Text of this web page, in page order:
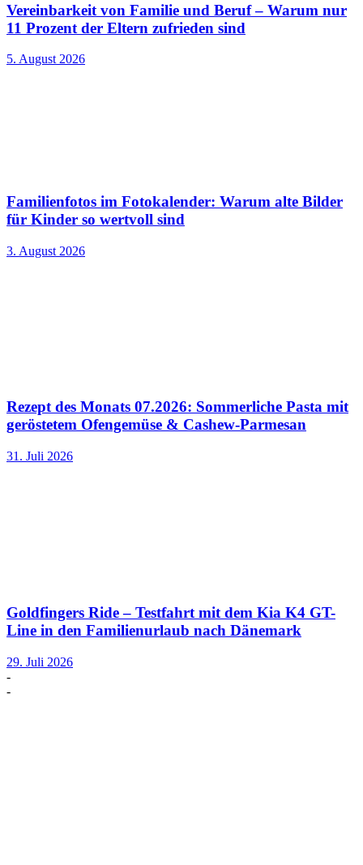
Vereinbarkeit von Familie und Beruf – Warum nur
11 Prozent der Eltern zufrieden sind
5. August 2026
Familienfotos im Fotokalender: Warum alte Bilder
für Kinder so wertvoll sind
3. August 2026
Rezept des Monats 07.2026: Sommerliche Pasta mit
geröstetem Ofengemüse & Cashew-Parmesan
31. Juli 2026
Goldfingers Ride – Testfahrt mit dem Kia K4 GT-
Line in den Familienurlaub nach Dänemark
29. Juli 2026
-
-